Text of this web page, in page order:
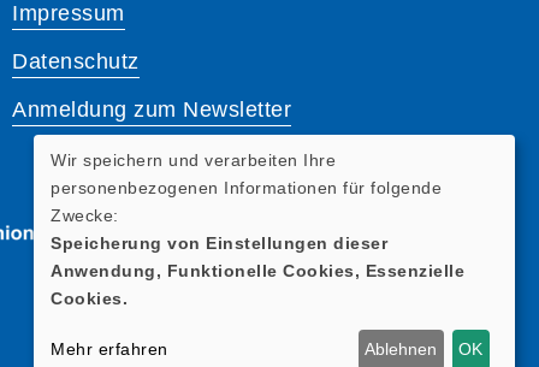
Impressum
Datenschutz
Anmeldung zum Newsletter
Wir speichern und verarbeiten Ihre
personenbezogenen Informationen für folgende
Zwecke:
Speicherung von Einstellungen dieser
Anwendung, Funktionelle Cookies, Essenzielle
Cookies.
Mehr erfahren Ablehnen OK